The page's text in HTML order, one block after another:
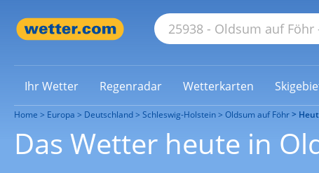
Ihr Wetter Regenradar Wetterkarten
Home Europa Deutschland Schleswig-Holstein Oldsum auf Föhr
Das Wetter heute in